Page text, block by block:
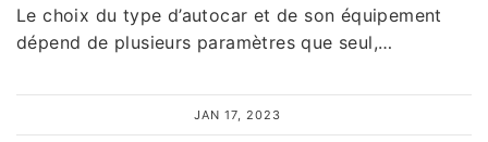
Le choix du type d’autocar et de son équipement
dépend de plusieurs paramètres que seul,…
JAN 17, 2023